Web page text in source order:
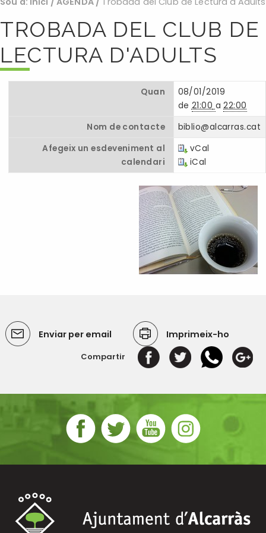
TROBADA DEL CLUB DE
LECTURA D'ADULTS
Quan
08/01/2019
de 21:00 a22:00
Nom de contacte
biblio@alcarras.cat
Afegeix un esdeveniment al
calendari
vCal
iCal
Enviar per email Imprimeix-ho
Compartir